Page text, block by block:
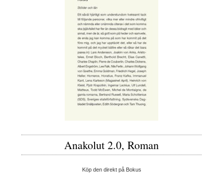
Anakolut 2.0, Roman
Köp den direkt på Bokus